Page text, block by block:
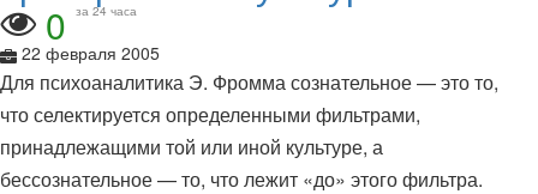
0 за 24 часа
22 февраля 2005
Для психоаналитика Э. Фромма сознательное — это то,
что селектируется определенными фильтрами,
принадлежащими той или иной культуре, а
бессознательное — то, что лежит «до» этого фильтра.